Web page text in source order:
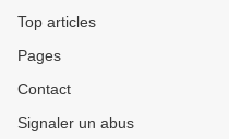
Top articles
Pages
Contact
Signaler un abus